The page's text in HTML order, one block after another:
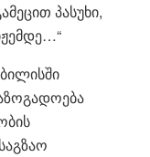
პასუხი,